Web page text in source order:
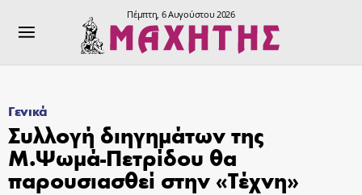
Πέμπτη, 6 Αυγούστου 2026
Γενικά
Συλλογή διηγημάτων της
Μ.Ψωμά-Πετρίδου θα
παρουσιασθεί στην «Τέχνη»